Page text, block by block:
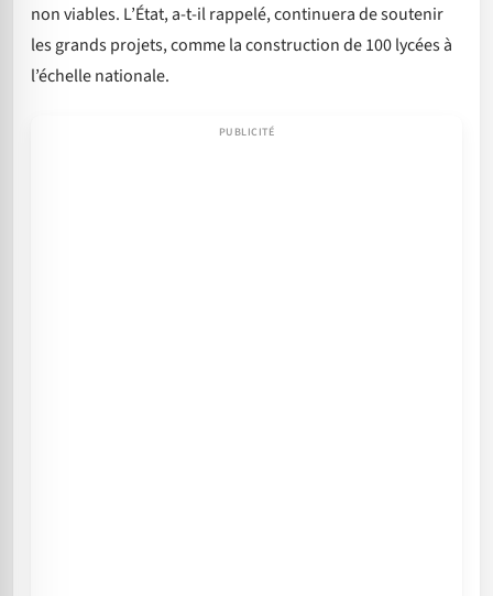
non viables. L’État, a-t-il rappelé, continuera de soutenir
les grands projets, comme la construction de 100 lycées à
l’échelle nationale.